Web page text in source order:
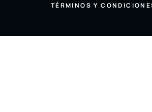
TÉRMINOS Y